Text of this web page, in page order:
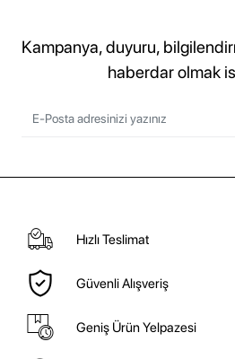
Kampanya, duyuru,
haberdar olmak
Hızlı Teslimat
Güvenli Alışveriş
Geniş Ürün Yelpazesi